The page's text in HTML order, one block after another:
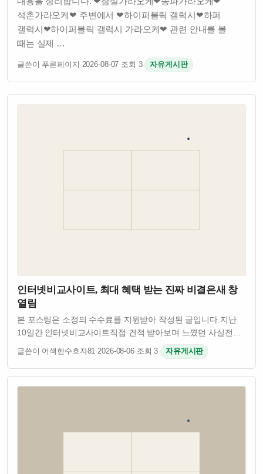
석촌가라오케❤ 주변에서 ❤하이퍼블릭 갤럭시❤하퍼
갤럭시❤하이퍼블릭 갤럭시 가라오케❤ 관련 안내를 볼
때는 실제 …
글쓴이 푸른페이지 ·2026-08-07·조회 3· 자유게시판
인터넷비교사이트, 최대 혜택 받는 진짜 비결은새 창
열림
본 포스팅은 소정의 수수료를 지원받아 작성된 글입니다.지난
10일간 인터넷비교사이트직접 견적 받아보며 느꼈던 사실​전국
어디서 신청하든인터넷 티비 요금은 동일했습니다.​▼ 업계
전문가만 아는사기 업체를 피하는 핵심 꿀팁 영상다만 현금지원
혜택는 업체에 따라서최대 20만…
글쓴이 어색한수호자81·2026-08-06·조회 3· 자유게시판